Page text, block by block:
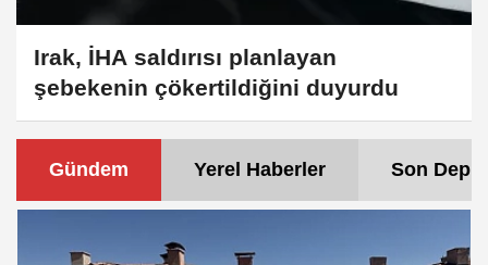
Irak, İHA saldırısı planlayan
şebekenin çökertildiğini duyurdu
Gündem Yerel Haberler Son